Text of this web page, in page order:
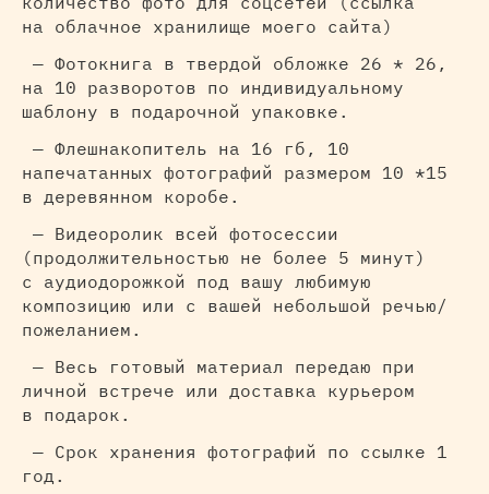
на облачное хранилище моего сайта)
— Фотокнига в твердой обложке 26 * 26,
на 10 разворотов по индивидуальному
шаблону в подарочной упаковке.
— Флешнакопитель на 16 гб, 10
напечатанных фотографий размером 10 *15
в деревянном коробе.
— Видеоролик всей фотосессии
(продолжительностью не более 5 минут)
с аудиодорожкой под вашу любимую
композицию или с вашей небольшой речью/
пожеланием.
— Весь готовый материал передаю при
личной встрече или доставка курьером
в подарок.
— Срок хранения фотографий по ссылке 1
год.